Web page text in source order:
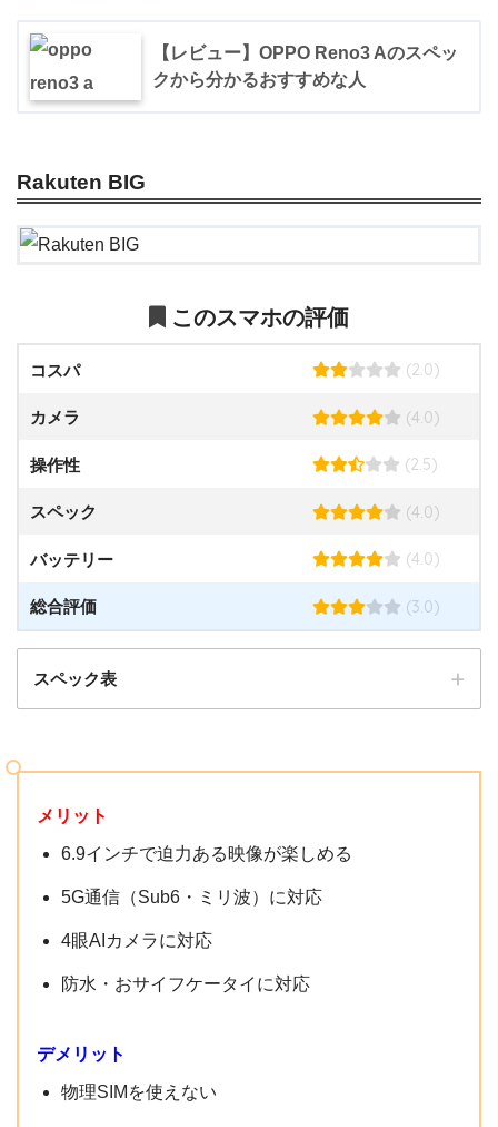
【レビュー】OPPO Reno3 Aのスペッ
クから分かるおすすめな人
Rakuten BIG
このスマホの評価
コスパ (2.0)
カメラ (4.0)
操作性 (2.5)
スペック (4.0)
バッテリー (4.0)
総合評価 (3.0)
スペック表
メーカー
画面
CPU
メモリ
メリット
6.9インチで迫力ある映像が楽しめる
5G通信（Sub6・ミリ波）に対応
4眼AIカメラに対応
防水・おサイフケータイに対応
デメリット
物理SIMを使えない